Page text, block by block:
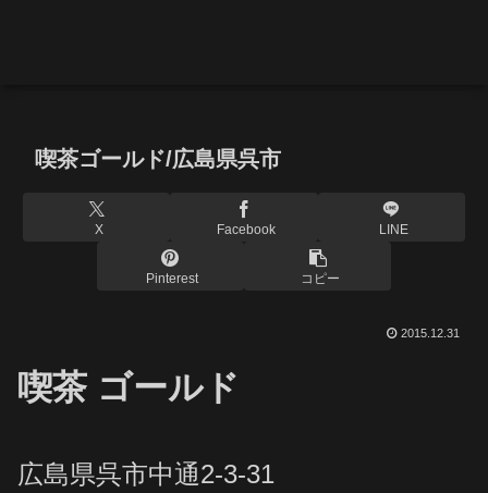
喫茶ゴールド/広島県呉市
X Facebook LINE
Pinterest コピー
2015.12.31
喫茶 ゴールド
広島県呉市中通2-3-31